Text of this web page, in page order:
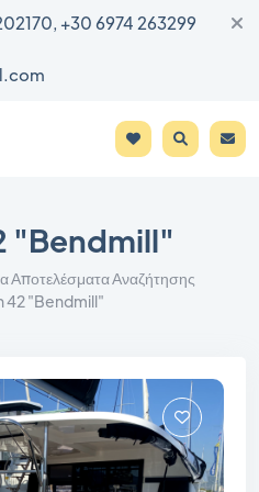
+30 6974 263299
"Bendmill"
Αποτελέσματα Αναζήτησης
42 "Bendmill"